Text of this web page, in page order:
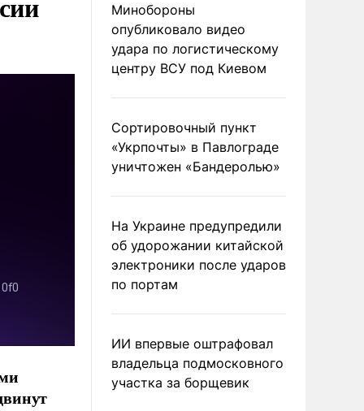
Минобороны
опубликовало видео
удара по логистическому
центру ВСУ под Киевом
Сортировочный пункт
«Укрпочты» в Павлограде
уничтожен «Бандеролью»
На Украине предупредили
об удорожании китайской
электроники после ударов
по портам
ИИ впервые оштрафовал
владельца подмосковного
участка за борщевик